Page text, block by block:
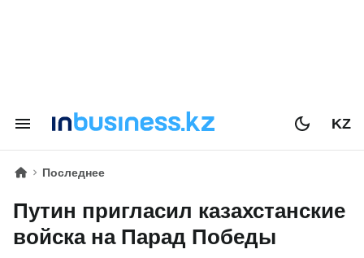
KZ
Последнее
Путин пригласил казахстанские
войска на Парад Победы